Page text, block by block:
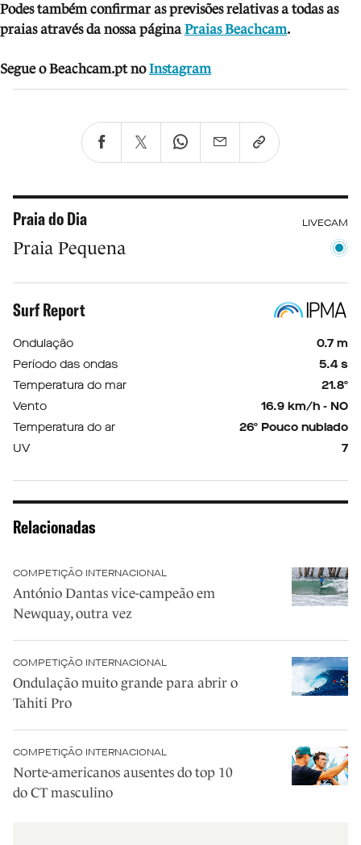
Podes também confirmar as previsões relativas a todas as
praias através da nossa páginaPraias Beachcam.
Segue o Beachcam.pt no Instagram
Praia do Dia LIVECAM
Praia Pequena
Surf Report
Ondulação
0.7 m
Período das ondas
5.4 s
Temperatura do mar
21.8º
Vento
16.9 km/h - NO
Temperatura do ar
26º Pouco nublado
UV
7
Relacionadas
COMPETIÇÃO INTERNACIONAL
António Dantas vice-campeão em
Newquay, outra vez
COMPETIÇÃO INTERNACIONAL
Ondulação muito grande para abrir o
Tahiti Pro
COMPETIÇÃO INTERNACIONAL
Norte-americanos ausentes do top 10
do CT masculino